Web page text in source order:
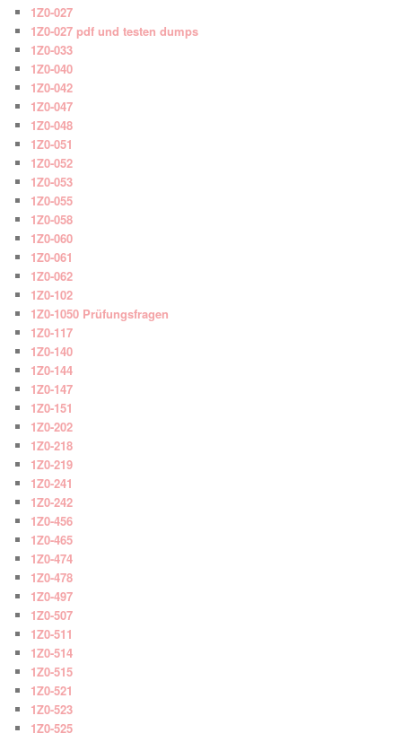
1Z0-027
1Z0-027 pdf und testen dumps
1Z0-033
1Z0-040
1Z0-042
1Z0-047
1Z0-048
1Z0-051
1Z0-052
1Z0-053
1Z0-055
1Z0-058
1Z0-060
1Z0-061
1Z0-062
1Z0-102
1Z0-1050 Prüfungsfragen
1Z0-117
1Z0-140
1Z0-144
1Z0-147
1Z0-151
1Z0-202
1Z0-218
1Z0-219
1Z0-241
1Z0-242
1Z0-456
1Z0-465
1Z0-474
1Z0-478
1Z0-497
1Z0-507
1Z0-511
1Z0-514
1Z0-515
1Z0-521
1Z0-523
1Z0-525